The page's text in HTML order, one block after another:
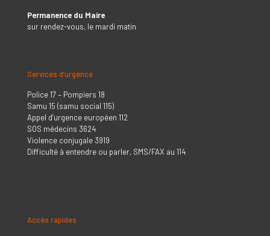
Permanence du Maire
sur rendez-vous, le mardi matin
Services d’urgence
Police 17 – Pompiers 18
Samu 15 (samu social 115)
Appel d’urgence européen 112
SOS médecins 3624
Violence conjugale 3919
Difficulté à entendre ou parler, SMS/FAX au 114
Accès rapides